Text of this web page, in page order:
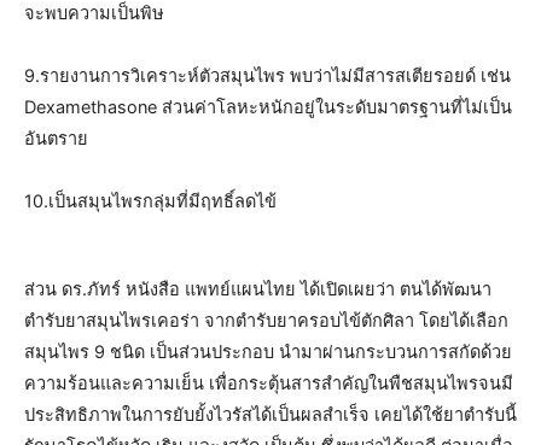
จะพบความเป็นพิษ
9.รายงานการวิเคราะห์ตัวสมุนไพร พบว่าไม่มีสารสเตียรอยด์ เช่น
Dexamethasone ส่วนค่าโลหะหนักอยู่ในระดับมาตรฐานที่ไม่เป็น
อันตราย
10.เป็นสมุนไพรกลุ่มที่มีฤทธิ์ลดไข้
ส่วน ดร.ภัทร์ หนังสือ แพทย์แผนไทย ได้เปิดเผยว่า ตนได้พัฒนา
ตำรับยาสมุนไพรเคอร่า จากตำรับยาครอบไข้ตักศิลา โดยได้เลือก
สมุนไพร 9 ชนิด เป็นส่วนประกอบ นำมาผ่านกระบวนการสกัดด้วย
ความร้อนและความเย็น เพื่อกระตุ้นสารสำคัญในพืชสมุนไพรจนมี
ประสิทธิภาพในการยับยั้งไวรัสได้เป็นผลสำเร็จ เคยได้ใช้ยาตำรับนี้